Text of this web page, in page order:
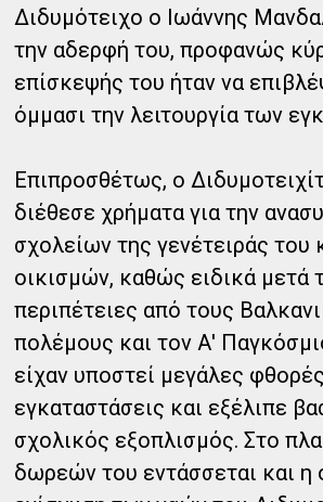
Διδυμότειχο ο Ιωάννης
την αδερφή του, προφανώς
επίσκεψής του ήταν να
όμμασι την λειτουργία των
Επιπροσθέτως, ο
διέθεσε χρήματα για την
σχολείων της γενέτειράς του
οικισμών, καθώς ειδικά μετά
περιπέτειες από τους
πολέμους και τον Α'
είχαν υποστεί μεγάλες
εγκαταστάσεις και εξέλιπε
σχολικός εξοπλισμός. Στο
δωρεών του εντάσσεται και η